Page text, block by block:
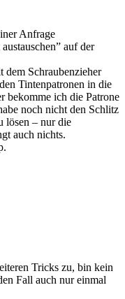
Anfrage
auf der
Schraubenzieher
Tintenpatronen in die
bekomme ich die Patrone
noch nicht den Schlitz
lösen – nur die
auch nichts.
Tricks zu, bin kein
Fall auch nur einmal